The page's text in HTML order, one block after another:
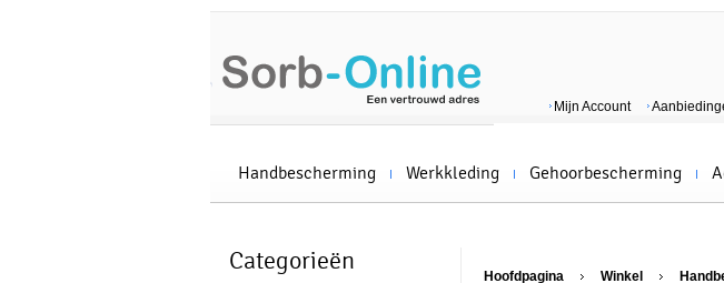
Mijn Account
Handbescherming Werkkleding Gehoorbescherming
Categorieën
Hoofdpagina Winkel